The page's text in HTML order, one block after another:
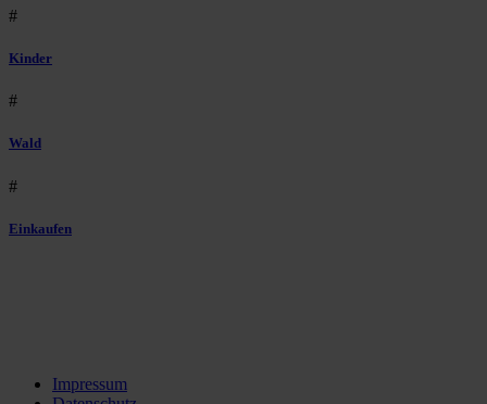
#
Kinder
#
Wald
#
Einkaufen
Impressum